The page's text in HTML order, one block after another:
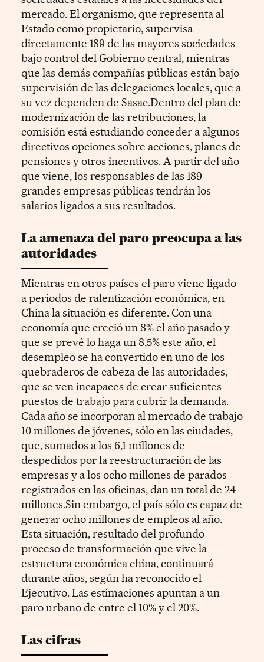
mercado. El organismo, que representa al
Estado como propietario, supervisa
directamente 189 de las mayores sociedades
bajo control del Gobierno central, mientras
que las demás compañías públicas están bajo
supervisión de las delegaciones locales, que a
su vez dependen de Sasac.Dentro del plan de
modernización de las retribuciones, la
comisión está estudiando conceder a algunos
directivos opciones sobre acciones, planes de
pensiones y otros incentivos. A partir del año
que viene, los responsables de las 189
grandes empresas públicas tendrán los
salarios ligados a sus resultados.
La amenaza del paro preocupa a las
autoridades
Mientras en otros países el paro viene ligado
a periodos de ralentización económica, en
China la situación es diferente. Con una
economía que creció un 8% el año pasado y
que se prevé lo haga un 8,5% este año, el
desempleo se ha convertido en uno de los
quebraderos de cabeza de las autoridades,
que se ven incapaces de crear suficientes
puestos de trabajo para cubrir la demanda.
Cada año se incorporan al mercado de trabajo
10 millones de jóvenes, sólo en las ciudades,
que, sumados a los 6,1 millones de
despedidos por la reestructuración de las
empresas y a los ocho millones de parados
registrados en las oficinas, dan un total de 24
millones.Sin embargo, el país sólo es capaz de
generar ocho millones de empleos al año.
Esta situación, resultado del profundo
proceso de transformación que vive la
estructura económica china, continuará
durante años, según ha reconocido el
Ejecutivo. Las estimaciones apuntan a un
paro urbano de entre el 10% y el 20%.
Las cifras